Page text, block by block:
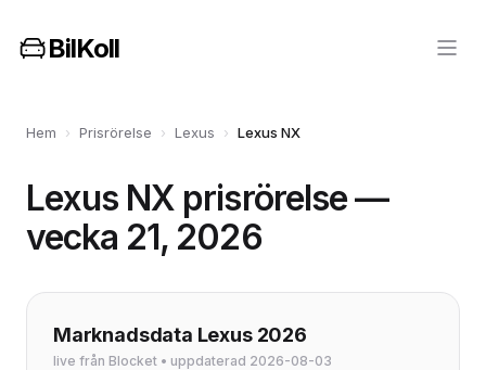
BilKoll
Hem › Prisrörelse › Lexus › Lexus NX
Lexus NX prisrörelse —
vecka 21, 2026
Marknadsdata Lexus 2026
live från Blocket • uppdaterad 2026-08-03